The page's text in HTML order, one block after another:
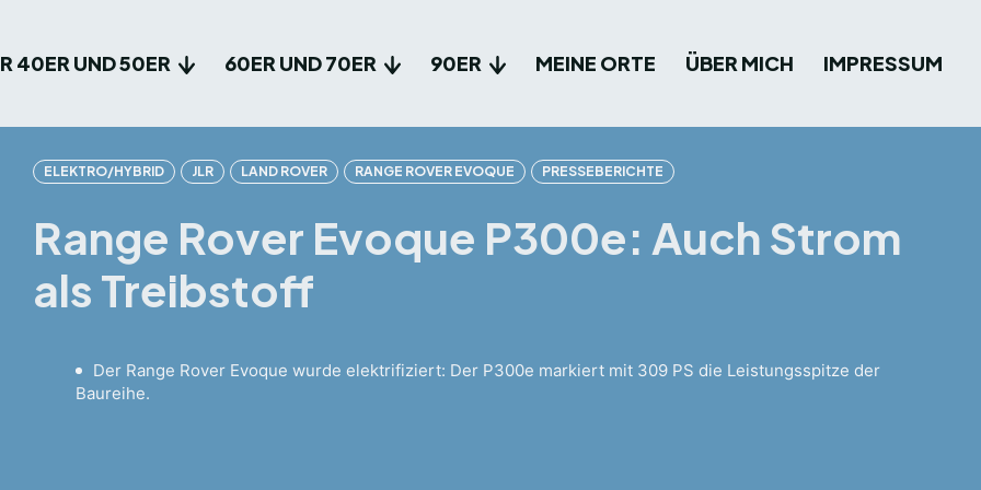
40ER UND 50ER 60ER UND 70ER 90ER MEINE ORTE ÜBER MICH IMPRESSUM
ELEKTRO/HYBRID JLR LAND ROVER RANGE ROVER EVOQUE PRESSEBERICHTE
Range Rover Evoque P300e: Auch Strom
als Treibstoff
Der Range Rover Evoque wurde elektrifiziert: Der P300e markiert mit 309 PS die Leistungsspitze der
Baureihe.